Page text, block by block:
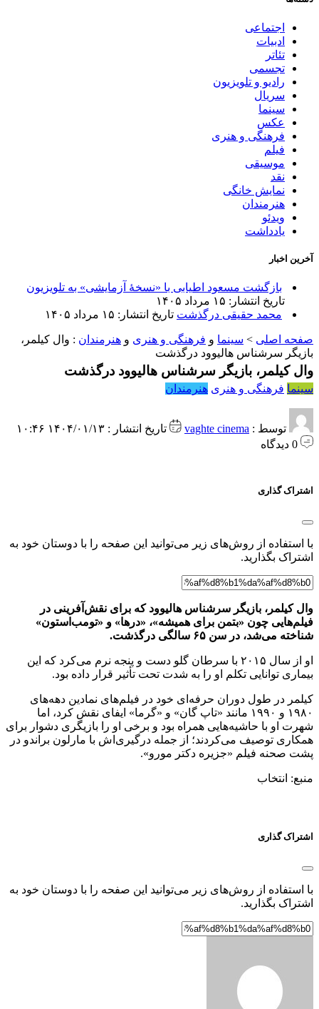
اجتماعی
ادبیات
تئاتر
تجسمی
رادیو و تلویزیون
سریال
سینما
عکس
فرهنگی و هنری
فیلم
موسیقی
نقد
نمایش خانگی
هنرمندان
ویدئو
یادداشت
آخرین اخبار
بازگشت مسعود اطیابی با «نسخهٔ آزمایشی» به تلویزیون
تاریخ انتشار: ۱۵ مرداد ۱۴۰۵
محمد حقیقی درگذشت تاریخ انتشار: ۱۵ مرداد ۱۴۰۵
صفحه اصلی > سینما و فرهنگی و هنری و هنرمندان : وال کیلمر،
بازیگر سرشناس هالیوود درگذشت
وال کیلمر، بازیگر سرشناس هالیوود درگذشت
سینما فرهنگی و هنری هنرمندان
توسط : vaghte cinema
تاریخ انتشار : ۱۴۰۴/۰۱/۱۳ ۱۰:۴۶
اشتراک گذاری
با استفاده از روش‌های زیر می‌توانید این صفحه را با دوستان خود به
اشتراک بگذارید.
وال کیلمر، بازیگر سرشناس هالیوود که برای نقش‌آفرینی در
فیلم‌هایی چون «بتمن برای همیشه»، «درها» و «تومب‌استون»
شناخته می‌شد، در سن ۶۵ سالگی درگذشت.
او از سال ۲۰۱۵ با سرطان گلو دست و پنجه نرم می‌کرد که این
بیماری توانایی تکلم او را به شدت تحت تأثیر قرار داده بود.
کیلمر در طول دوران حرفه‌ای خود در فیلم‌های نمادین دهه‌های
۱۹۸۰ و ۱۹۹۰ مانند «تاپ گان» و «گرما» ایفای نقش کرد، اما
شهرت او با حاشیه‌هایی همراه بود و برخی او را بازیگری دشوار برای
همکاری توصیف می‌کردند؛ از جمله درگیری‌اش با مارلون براندو در
پشت صحنه فیلم «جزیره دکتر مورو».
منبع: انتخاب
اشتراک گذاری
با استفاده از روش‌های زیر می‌توانید این صفحه را با دوستان خود به
اشتراک بگذارید.